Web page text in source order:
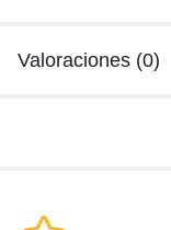
Valoraciones (0)